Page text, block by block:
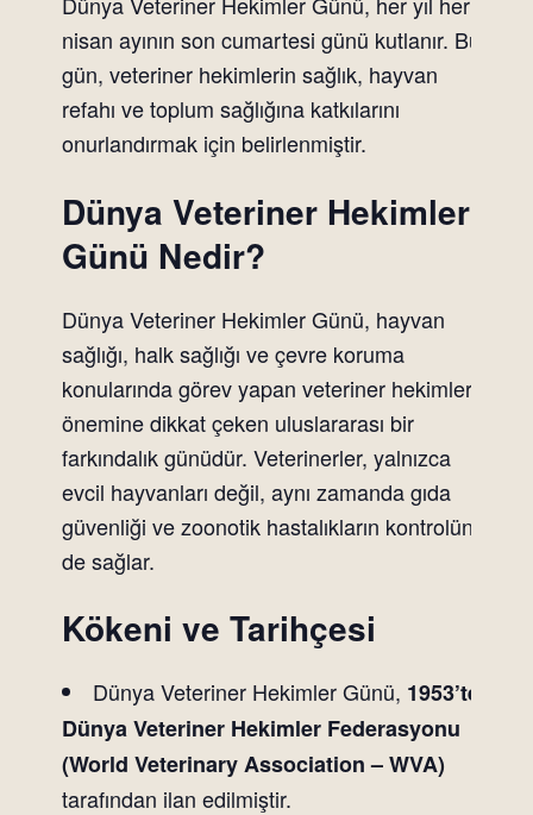
nisan ayının son cumartesi günü kutlanır. Bu
gün, veteriner hekimlerin sağlık, hayvan
refahı ve toplum sağlığına katkılarını
onurlandırmak için belirlenmiştir.
Dünya Veteriner Hekimler
Günü Nedir?
Dünya Veteriner Hekimler Günü, hayvan
sağlığı, halk sağlığı ve çevre koruma
konularında görev yapan veteriner hekimlerin
önemine dikkat çeken uluslararası bir
farkındalık günüdür. Veterinerler, yalnızca
evcil hayvanları değil, aynı zamanda gıda
güvenliği ve zoonotik hastalıkların kontrolünü
de sağlar.
Kökeni ve Tarihçesi
Dünya Veteriner Hekimler Günü, 1953’te
Dünya Veteriner Hekimler Federasyonu
(World Veterinary Association – WVA)
tarafından ilan edilmiştir.